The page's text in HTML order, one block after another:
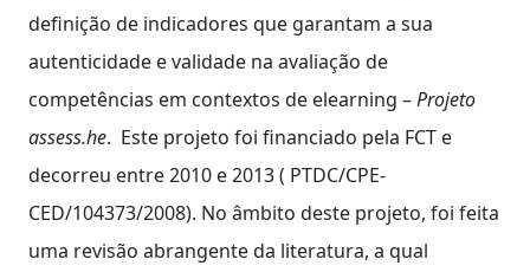
definição de indicadores que garantam a sua
autenticidade e validade na avaliação de
competências em contextos de elearning –Projeto
assess.he. Este projeto foi financiado pela FCT e
decorreu entre 2010 e 2013 ( PTDC/CPE-
CED/104373/2008). No âmbito deste projeto, foi feita
uma revisão abrangente da literatura, a qual